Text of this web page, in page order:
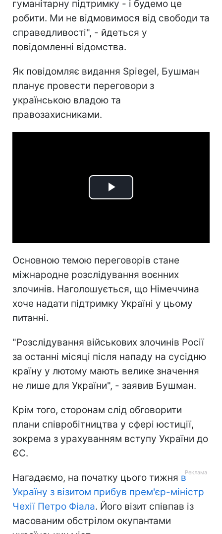
гуманітарну підтримку - і будемо це
робити. Ми не відмовимося від свободи та
справедливості", - йдеться у
повідомленні відомства.
Як повідомляє видання Spiegel, Бушман
планує провести переговори з
українською владою та
правозахисниками.
Play
Основною темою переговорів стане
міжнародне розслідування воєнних
злочинів. Наголошується, що Німеччина
хоче надати підтримку Україні у цьому
питанні.
"Розслідування військових злочинів Росії
за останні місяці після нападу на сусідню
країну у лютому мають велике значення
не лише для України", - заявив Бушман.
Крім того, сторонам слід обговорити
плани співробітництва у сфері юстиції,
зокрема з урахуванням вступу України до
ЄС.
Нагадаємо, на початку цього тижня в
Україну з візитом прибув прем'єр-міністр
Чехії Петро Фіала. Його візит співпав із
масованим обстрілом окупантами